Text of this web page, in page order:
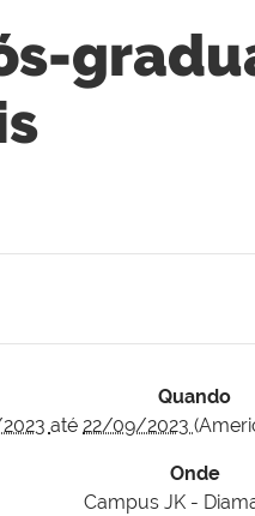
Quando
até 22/09/2023
Onde
Campus JK -